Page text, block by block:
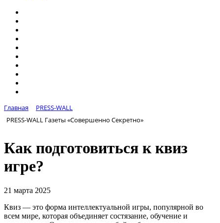
Главная
PRESS-WALL
PRESS-WALL Газеты «Совершенно Секретно»
Как подготовиться к квиз
игре?
21 марта 2025
Квиз — это форма интеллектуальной игры, популярной во
всем мире, которая объединяет состязание, обучение и